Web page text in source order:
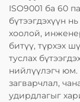
ISO9001 ба 60
бүтээгдэхүүн
хоолой,
битүү, түрхэх
туслах
нийлүүлэгч юм.
загварчлал,
удирдлагыг